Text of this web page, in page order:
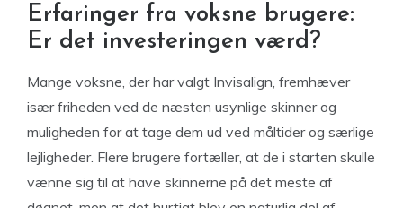
Erfaringer fra voksne brugere:
Er det investeringen værd?
Mange voksne, der har valgt Invisalign, fremhæver
især friheden ved de næsten usynlige skinner og
muligheden for at tage dem ud ved måltider og særlige
lejligheder. Flere brugere fortæller, at de i starten skulle
vænne sig til at have skinnerne på det meste af